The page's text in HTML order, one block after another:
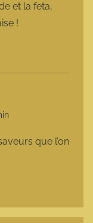
et la feta,
!
que l’on